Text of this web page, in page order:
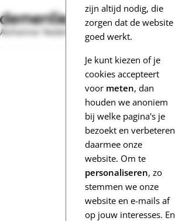
zijn altijd nodig, die
zorgen dat de website
goed werkt.
Je kunt kiezen of je
cookies accepteert
voor meten, dan
houden we anoniem
bij welke pagina's je
bezoekt en verbeteren
daarmee onze
website. Om te
personaliseren, zo
stemmen we onze
website en e-mails af
op jouw interesses. En
Alzheimer Nederland